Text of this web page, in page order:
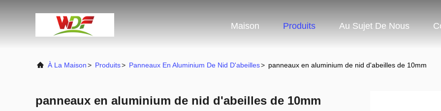
Maison Produits Au Sujet De Nous
À La Maison> Produits> Panneaux En Aluminium De Nid D'abeilles> panneaux en aluminium de nid d'abeilles de 10mm
panneaux en aluminium de nid d'abeilles de 10mm